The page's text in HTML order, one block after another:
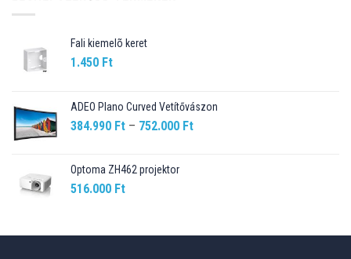
Fali kiemelõ keret
1.450 Ft
ADEO Plano Curved Vetítővászon
384.990 Ft – 752.000 FtÁrtartomány:
Optoma ZH462 projektor
516.000 Ft